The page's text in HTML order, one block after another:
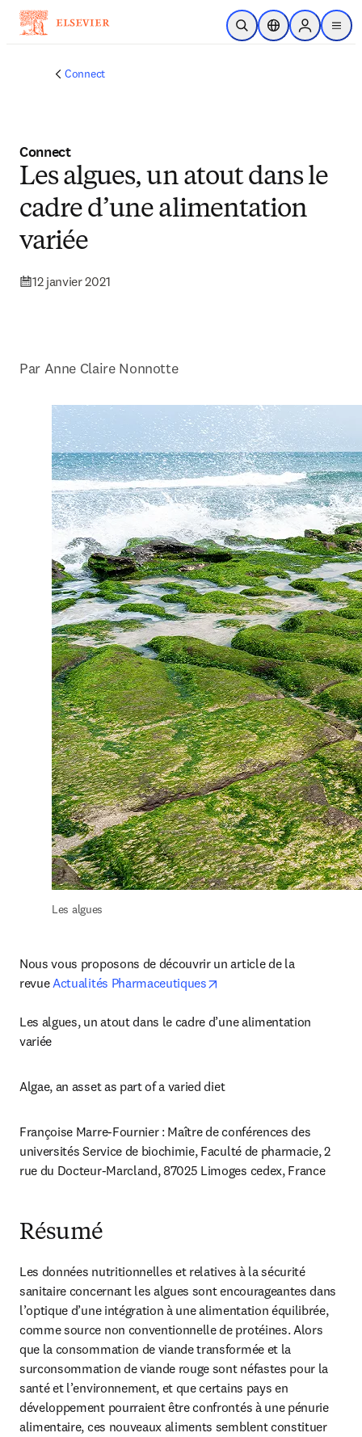
Passer au contenu principal
Ouvrir la recherche
Sélecteur de
Sign in to
menu
Connect
Connect
Les algues, un atout dans le
cadre d’une alimentation
variée
12 janvier 2021
Par Anne Claire Nonnotte
Les algues
Nous vous proposons de découvrir un article de la
revue Actualités Pharmaceutiques
Les algues, un atout dans le cadre d’une alimentation
variée
Algae, an asset as part of a varied diet
Françoise Marre-Fournier : Maître de conférences des
universités Service de biochimie, Faculté de pharmacie, 2
rue du Docteur-Marcland, 87025 Limoges cedex, France
Résumé
Les données nutritionnelles et relatives à la sécurité
sanitaire concernant les algues sont encourageantes dans
l’optique d’une intégration à une alimentation équilibrée,
comme source non conventionnelle de protéines. Alors
que la consommation de viande transformée et la
surconsommation de viande rouge sont néfastes pour la
santé et l’environnement, et que certains pays en
développement pourraient être confrontés à une pénurie
alimentaire, ces nouveaux aliments semblent constituer